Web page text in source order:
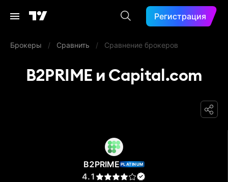
Регистрация
Брокеры / Сравнить / Сравнение брокеров
B2PRIME и Capital.com
B2PRIME PLATINUM
4.1